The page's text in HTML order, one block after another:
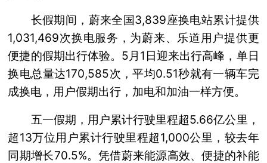
长假期间，蔚来全国3,839座换电站累计提供
1,031,469次换电服务，为蔚来、乐道用户提供更
便捷的假期出行体验。5月1日迎来出行高峰，单日
换电总量达170,585次，平均0.51秒就有一辆车完
成换电，用户假期出行，加电和加油一样方便。
五一假期，用户累计行驶里程超5.66亿公里，
超13万位用户累计行驶里程超1,000公里，较去年
同期增长70.5%。凭借蔚来能源高效、便捷的补能